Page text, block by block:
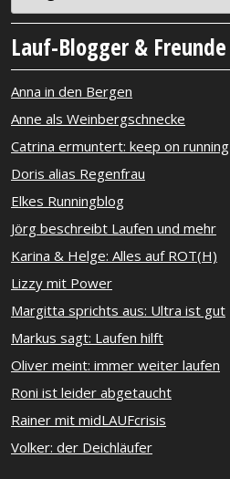
Lauf-Blogger & Freunde
Anna in den Bergen
Anne als Weinbergschnecke
Catrina ermuntert: keep on running
Doris alias Regenfrau
Elkes Runningblog
Jörg beschreibt Laufen und mehr
Karina & Helge: Alles auf ROT(H)
Lizzy mit Power
Margitta sprichts aus: Ultra ist gut
Markus sagt: Laufen hilft
Oliver meint: immer weiter laufen
Roni ist leider abgetaucht
Rainer mit midLAUFcrisis
Volker: der Deichläufer